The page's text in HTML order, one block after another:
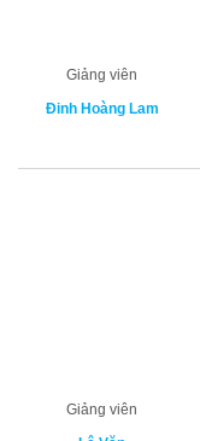
Giảng viên
Đinh Hoàng Lam
Giảng viên